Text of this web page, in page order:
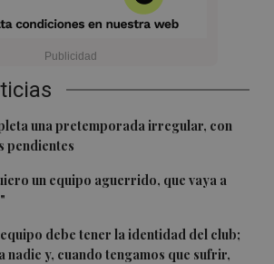
una pretemporada irregular, con
pendientes
un equipo aguerrido, que vaya a
debe tener la identidad del club;
nadie y, cuando tengamos que sufrir,